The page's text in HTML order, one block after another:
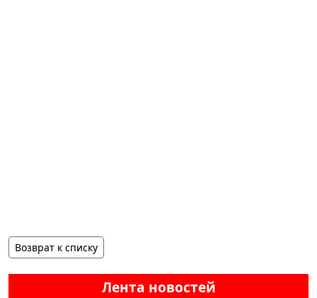
Лента новостей
Возврат к списку